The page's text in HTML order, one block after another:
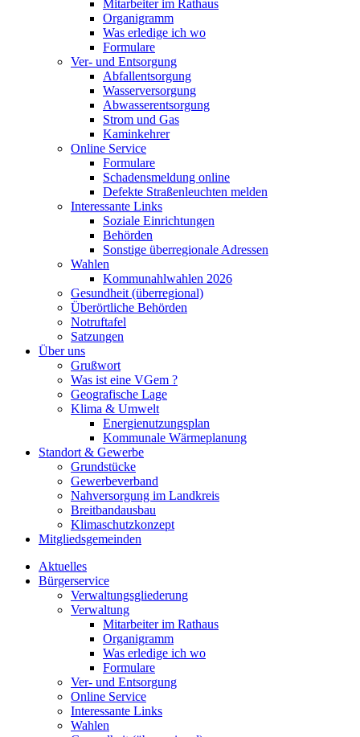
Mitarbeiter im Rathaus
Organigramm
Was erledige ich wo
Formulare
Ver- und Entsorgung
Abfallentsorgung
Wasserversorgung
Abwasserentsorgung
Strom und Gas
Kaminkehrer
Online Service
Formulare
Schadensmeldung online
Defekte Straßenleuchten melden
Interessante Links
Soziale Einrichtungen
Behörden
Sonstige überregionale Adressen
Wahlen
Kommunahlwahlen 2026
Gesundheit (überregional)
Überörtliche Behörden
Notruftafel
Satzungen
Über uns
Grußwort
Was ist eine VGem ?
Geografische Lage
Klima & Umwelt
Energienutzungsplan
Kommunale Wärmeplanung
Standort & Gewerbe
Grundstücke
Gewerbeverband
Nahversorgung im Landkreis
Breitbandausbau
Klimaschutzkonzept
Mitgliedsgemeinden
Aktuelles
Bürgerservice
Verwaltungsgliederung
Verwaltung
Mitarbeiter im Rathaus
Organigramm
Was erledige ich wo
Formulare
Ver- und Entsorgung
Online Service
Interessante Links
Wahlen